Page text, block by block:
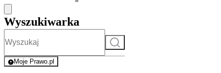
Wyszukiwarka
Szukaj
Moje Prawo.pl
- rejestracja i logowanie do serwisu